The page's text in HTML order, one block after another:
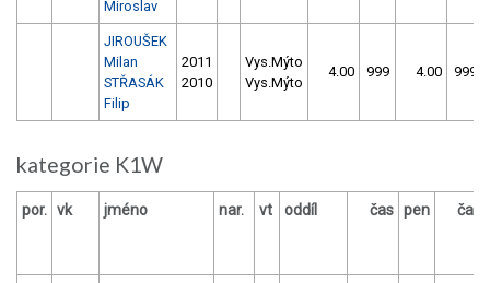
Miroslav
JIROUŠEK
Milan
STŘASÁK
Filip
2011
2010
Vys.Mýto
Vys.Mýto
4.00 999 4.00 999
kategorie K1W
por. vk jméno nar. vt oddíl čas pen čas